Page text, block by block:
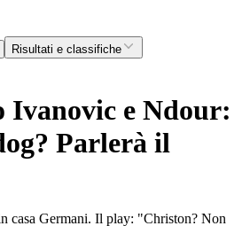
Risultati e classifiche
Ivanovic e Ndour:
Parlerà il
casa Germani. Il play: "Christon? Non